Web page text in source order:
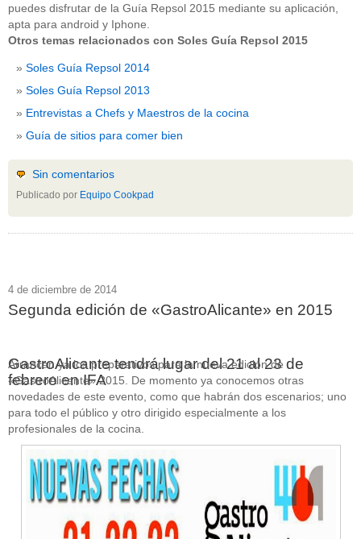
puedes disfrutar de la Guía Repsol 2015 mediante su aplicación,
apta para android y Iphone.
Otros temas relacionados con Soles Guía Repsol 2015
Soles Guía Repsol 2014
Soles Guía Repsol 2013
Entrevistas a Chefs y Maestros de la cocina
Guía de sitios para comer bien
Sin comentarios
Publicado por Equipo Cookpad
4 de diciembre de 2014
Segunda edición de «GastroAlicante» en 2015
GastroAlicante tendrá lugar del 21 al 23 de
febrero en IFA
Arrancan ya los preparativos para la nueva edición de
«GastroAlicante» 2015. De momento ya conocemos otras
novedades de este evento, como que habrán dos escenarios; uno
para todo el público y otro dirigido especialmente a los
profesionales de la cocina.